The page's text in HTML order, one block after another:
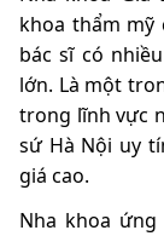
khoa thẩm mỹ
bác sĩ có
lớn. Là một
trong lĩnh vực
sứ Hà Nội uy
giá cao.
Nha khoa